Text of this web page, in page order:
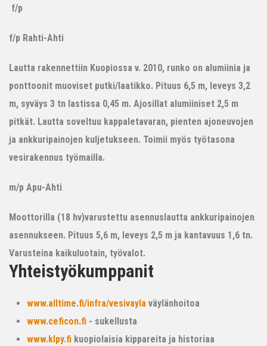
f/p
f/p Rahti-Ahti
Lautta rakennettiin Kuopiossa v. 2010, runko on alumiinia ja
ponttoonit muoviset putki/laatikko. Pituus 6,5 m, leveys 3,2
m, syväys 3 tn lastissa 0,45 m. Ajosillat alumiiniset 2,5 m
pitkät. Lautta soveltuu kappaletavaran, pienten ajoneuvojen
ja ankkuripainojen kuljetukseen. Toimii myös työtasona
vesirakennus työmailla.
m/p Apu-Ahti
Moottorilla (18 hv)varustettu asennuslautta ankkuripainojen
asennukseen. Pituus 5,6 m, leveys 2,5 m ja kantavuus 1,6 tn.
Varusteina kaikuluotain, työvalot.
Yhteistyökumppanit
www.alltime.fi/infra/vesivayla väylänhoitoa
www.ceficon.fi - sukellusta
www.klpy.fi kuopiolaisia kippareita ja historiaa